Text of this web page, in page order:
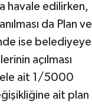
havale edilirken,
da Plan ve
ise belediyeye
açılması
ait 1/5000
ait plan